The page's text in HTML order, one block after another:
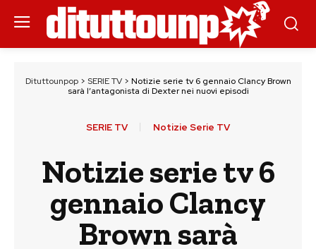
Dituttounpop> SERIE TV> Notizie serie tv 6 gennaio Clancy Brown
sarà l’antagonista di Dexter nei nuovi episodi
SERIE TV Notizie Serie TV
Notizie serie tv 6
gennaio Clancy
Brown sarà